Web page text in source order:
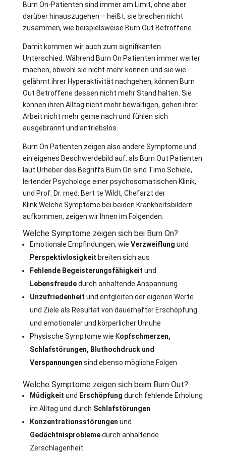
Burn On-Patienten sind immer am Limit, ohne aber
darüber hinauszugehen – heißt, sie brechen nicht
zusammen, wie beispielsweise Burn Out Betroffene.
Damit kommen wir auch zum signifikanten
Unterschied. Während Burn On Patienten immer weiter
machen, obwohl sie nicht mehr können und sie wie
gelähmt ihrer Hyperaktivität nachgehen, können Burn
Out Betroffene dessen nicht mehr Stand halten. Sie
können ihren Alltag nicht mehr bewältigen, gehen ihrer
Arbeit nicht mehr gerne nach und fühlen sich
ausgebrannt und antriebslos.
Burn On Patienten zeigen also andere Symptome und
ein eigenes Beschwerdebild auf, als Burn Out Patienten
laut Urheber des Begriffs Burn On sind Timo Schiele,
leitender Psychologe einer psychosomatischen Klinik,
und Prof. Dr. med. Bert te Wildt, Chefarzt der
Klink.Welche Symptome bei beiden Krankheitsbildern
aufkommen, zeigen wir Ihnen im Folgenden.
Welche Symptome zeigen sich bei Burn On?
Emotionale Empfindungen, wie Verzweiflung und
Perspektivlosigkeit breiten sich aus
Fehlende Begeisterungsfähigkeit und
Lebensfreudedurch anhaltende Anspannung
Unzufriedenheit und entgleiten der eigenen Werte
und Ziele als Resultat von dauerhafter Erschöpfung
und emotionaler und körperlicher Unruhe
Physische Symptome wie Kopfschmerzen,
Schlafstörungen, Bluthochdruck und
Verspannungen sind ebenso mögliche Folgen
Welche Symptome zeigen sich beim Burn Out?
Müdigkeit und Erschöpfung durch fehlende Erholung
im Alltag und durch Schlafstörungen
Konzentrationsstörungen und
Gedächtnisproblemedurch anhaltende
Zerschlagenheit